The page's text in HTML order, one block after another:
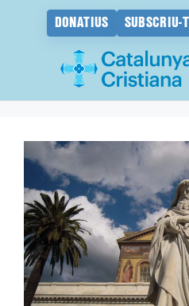
DONATIUS SUBSCRIU-